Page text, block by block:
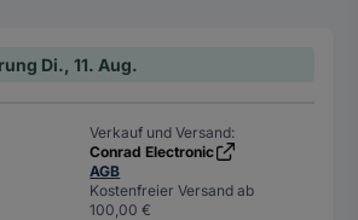
Di., 11. Aug.
Verkauf und Versand:
Conrad Electronic
AGB
Kostenfreier Versand ab
100,00 €